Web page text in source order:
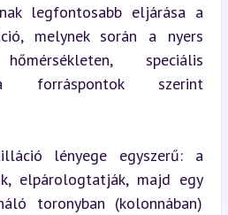
legfontosabb eljárása a
melynek során a nyers
speciális
a forráspontok szerint
lényege egyszerű: a
elpárologtatják, majd egy
toronyban (kolonnában)